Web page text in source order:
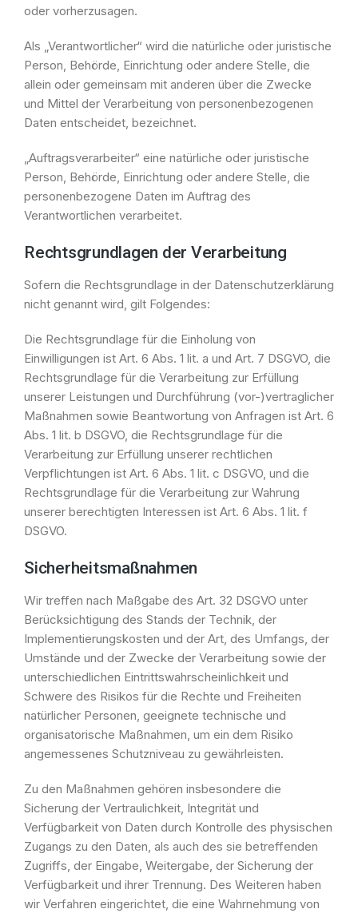
oder vorherzusagen.
Als „Verantwortlicher“ wird die natürliche oder juristische
Person, Behörde, Einrichtung oder andere Stelle, die
allein oder gemeinsam mit anderen über die Zwecke
und Mittel der Verarbeitung von personenbezogenen
Daten entscheidet, bezeichnet.
„Auftragsverarbeiter“ eine natürliche oder juristische
Person, Behörde, Einrichtung oder andere Stelle, die
personenbezogene Daten im Auftrag des
Verantwortlichen verarbeitet.
Rechtsgrundlagen der Verarbeitung
Sofern die Rechtsgrundlage in der Datenschutzerklärung
nicht genannt wird, gilt Folgendes:
Die Rechtsgrundlage für die Einholung von
Einwilligungen ist Art. 6 Abs. 1 lit. a und Art. 7 DSGVO, die
Rechtsgrundlage für die Verarbeitung zur Erfüllung
unserer Leistungen und Durchführung (vor-)vertraglicher
Maßnahmen sowie Beantwortung von Anfragen ist Art. 6
Abs. 1 lit. b DSGVO, die Rechtsgrundlage für die
Verarbeitung zur Erfüllung unserer rechtlichen
Verpflichtungen ist Art. 6 Abs. 1 lit. c DSGVO, und die
Rechtsgrundlage für die Verarbeitung zur Wahrung
unserer berechtigten Interessen ist Art. 6 Abs. 1 lit. f
DSGVO.
Sicherheitsmaßnahmen
Wir treffen nach Maßgabe des Art. 32 DSGVO unter
Berücksichtigung des Stands der Technik, der
Implementierungskosten und der Art, des Umfangs, der
Umstände und der Zwecke der Verarbeitung sowie der
unterschiedlichen Eintrittswahrscheinlichkeit und
Schwere des Risikos für die Rechte und Freiheiten
natürlicher Personen, geeignete technische und
organisatorische Maßnahmen, um ein dem Risiko
angemessenes Schutzniveau zu gewährleisten.
Zu den Maßnahmen gehören insbesondere die
Sicherung der Vertraulichkeit, Integrität und
Verfügbarkeit von Daten durch Kontrolle des physischen
Zugangs zu den Daten, als auch des sie betreffenden
Zugriffs, der Eingabe, Weitergabe, der Sicherung der
Verfügbarkeit und ihrer Trennung. Des Weiteren haben
wir Verfahren eingerichtet, die eine Wahrnehmung von